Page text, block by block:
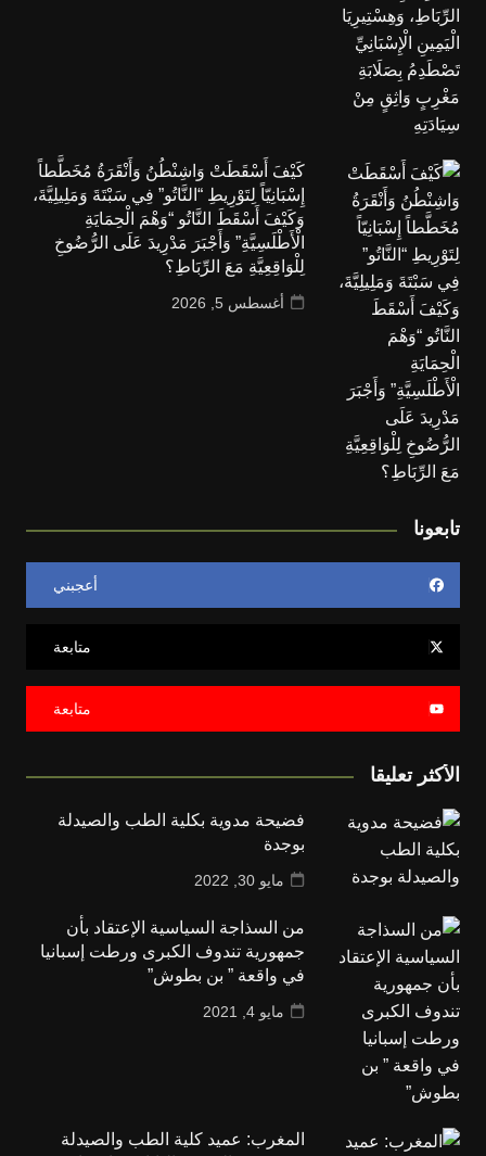
كَيْفَ أَسْقَطَتْ وَاشِنْطُنُ وَأَنْقَرَةُ مُخَطَّطاً
إِسْبَانِيّاً لِتَوْرِيطِ “النَّاتُو” فِي سَبْتَةَ وَمَلِيلِيَّةَ،
وَكَيْفَ أَسْقَطَ النَّاتُو “وَهْمَ الْحِمَايَةِ
الْأَطْلَسِيَّةِ” وَأَجْبَرَ مَدْرِيدَ عَلَى الرُّضُوخِ
لِلْوَاقِعِيَّةِ مَعَ الرِّبَاطِ؟
أغسطس 5, 2026
تابعونا
أعجبني
متابعة
متابعة
الأكثر تعليقا
فضيحة مدوية بكلية الطب والصيدلة
بوجدة
مايو 30, 2022
من السذاجة السياسية الإعتقاد بأن
جمهورية تندوف الكبرى ورطت إسبانيا
في واقعة ” بن بطوش”
مايو 4, 2021
المغرب: عميد كلية الطب والصيدلة